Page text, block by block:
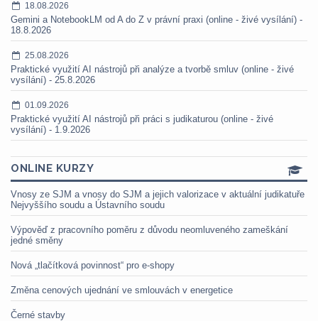
18.08.2026
Gemini a NotebookLM od A do Z v právní praxi (online - živé vysílání) -
18.8.2026
25.08.2026
Praktické využití AI nástrojů při analýze a tvorbě smluv (online - živé
vysílání) - 25.8.2026
01.09.2026
Praktické využití AI nástrojů při práci s judikaturou (online - živé
vysílání) - 1.9.2026
ONLINE KURZY
Vnosy ze SJM a vnosy do SJM a jejich valorizace v aktuální judikatuře
Nejvyššího soudu a Ústavního soudu
Výpověď z pracovního poměru z důvodu neomluveného zameškání
jedné směny
Nová „tlačítková povinnost“ pro e-shopy
Změna cenových ujednání ve smlouvách v energetice
Černé stavby